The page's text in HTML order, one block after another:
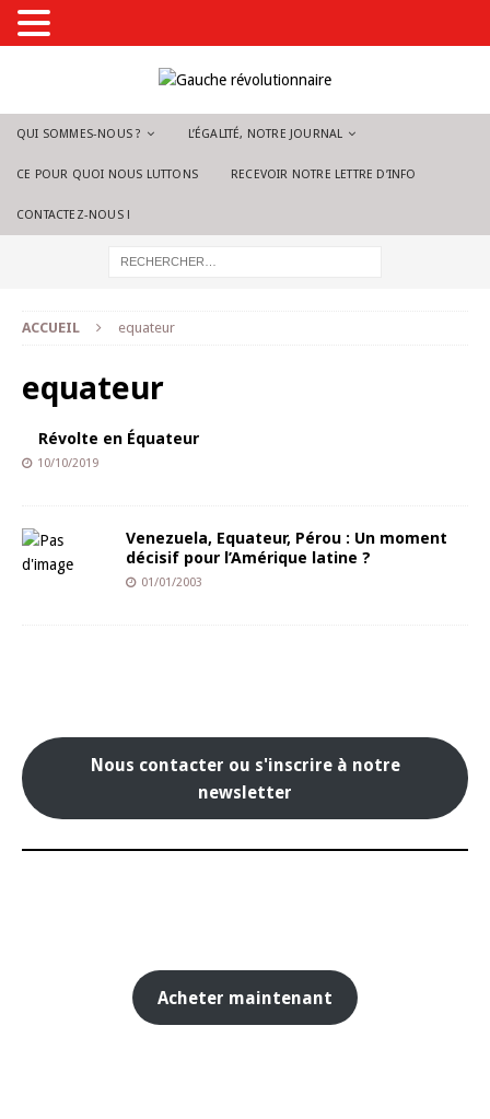
QUI SOMMES-NOUS ? L’ÉGALITÉ, NOTRE JOURNAL
CE POUR QUOI NOUS LUTTONS RECEVOIR NOTRE LETTRE D’INFO
CONTACTEZ-NOUS !
ACCUEIL equateur
equateur
Révolte en Équateur
10/10/2019
Venezuela, Equateur, Pérou : Un moment
décisif pour l’Amérique latine ?
01/01/2003
Nous contacter ou s'inscrire à notre
newsletter
Acheter maintenant